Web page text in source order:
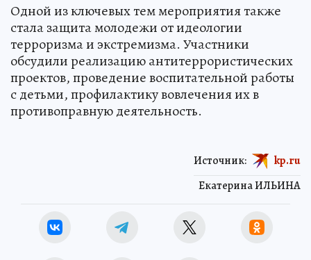
Одной из ключевых тем мероприятия также
стала защита молодежи от идеологии
терроризма и экстремизма. Участники
обсудили реализацию антитеррористических
проектов, проведение воспитательной работы
с детьми, профилактику вовлечения их в
противоправную деятельность.
Екатерина ИЛЬИНА
Источник: kp.ru